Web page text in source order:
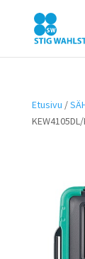
Etusivu /